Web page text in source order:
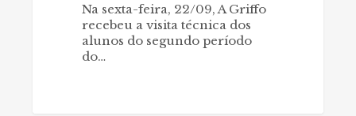
Na sexta-feira, 22/09, A Griffo
recebeu a visita técnica dos
alunos do segundo período
do…